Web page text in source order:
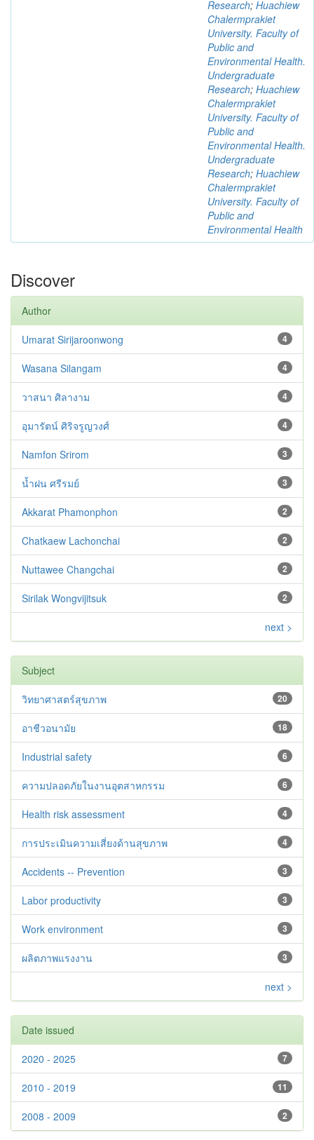
Research; Huachiew
Chalermprakiet
University. Faculty of
Public and
Environmental Health.
Undergraduate
Research; Huachiew
Chalermprakiet
University. Faculty of
Public and
Environmental Health.
Undergraduate
Research; Huachiew
Chalermprakiet
University. Faculty of
Public and
Environmental Health
Discover
Author
4
Umarat Sirijaroonwong
4
Wasana Silangam
4
วาสนา ศิลางาม
4
อุมารัตน์ ศิริจรูญวงศ์
3
Namfon Srirom
3
น้ำฝน ศรีรมย์
2
Akkarat Phamonphon
2
Chatkaew Lachonchai
2
Nuttawee Changchai
2
Sirilak Wongvijitsuk
next >
Subject
20
วิทยาศาสตร์สุขภาพ
18
อาชีวอนามัย
6
Industrial safety
6
ความปลอดภัยในงานอุตสาหกรรม
4
Health risk assessment
4
การประเมินความเสี่ยงด้านสุขภาพ
3
Accidents -- Prevention
3
Labor productivity
3
Work environment
3
ผลิตภาพแรงงาน
next >
Date issued
7
2020 - 2025
11
2010 - 2019
2
2008 - 2009